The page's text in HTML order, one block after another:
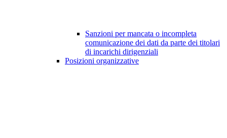
Sanzioni per mancata o incompleta
comunicazione dei dati da parte dei titolari
di incarichi dirigenziali
Posizioni organizzative